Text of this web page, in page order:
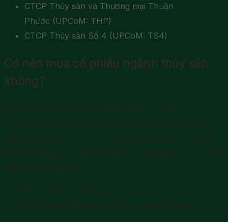
CTCP Thủy sản và Thương mại Thuận
Phước (UPCoM: THP)
CTCP Thủy sản Số 4 (UPCoM: TS4)
Có nên mua cổ phiếu ngành thủy sản
không?
Ngành thủy sản ở Việt Nam, đặc biệt là ngành cá tra
thường vận động theo chu kỳ, chu kỳ tăng trưởng gần
nhất là giai đoạn 2017 – 2019. Sau đó là quãng thời gian
chịu tác động mạnh bởi đại dịch trong 2 năm trời, làm đứt
gãy chuỗi cung ứng.
Tuy nhiên, từ năm 2022, ngành thủy sản sẽ bước vào chu
kỳ tăng trưởng mạnh mẽ bởi một số lý do sau đây: